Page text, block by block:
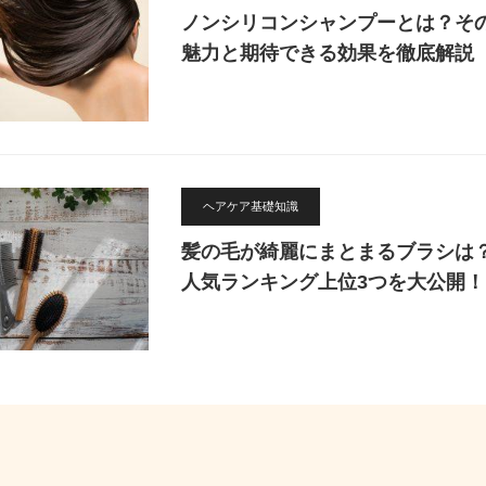
ノンシリコンシャンプーとは？そ
魅力と期待できる効果を徹底解説
ヘアケア基礎知識
髪の毛が綺麗にまとまるブラシは
人気ランキング上位3つを大公開！